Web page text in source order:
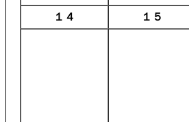
１４ １５